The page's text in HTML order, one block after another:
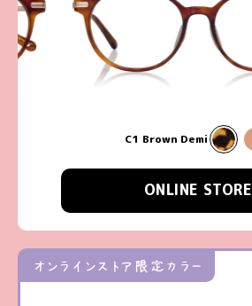
C1 Brown Demi
ONLINE STORE
オンラインストア限定カラー